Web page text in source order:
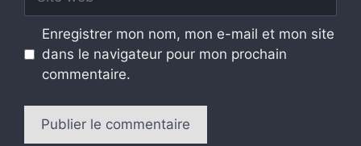
Enregistrer mon nom, mon e-mail et mon site
dans le navigateur pour mon prochain
commentaire.